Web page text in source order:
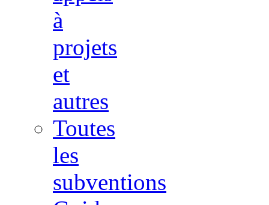
à
projets
et
autres
Toutes
les
subventions